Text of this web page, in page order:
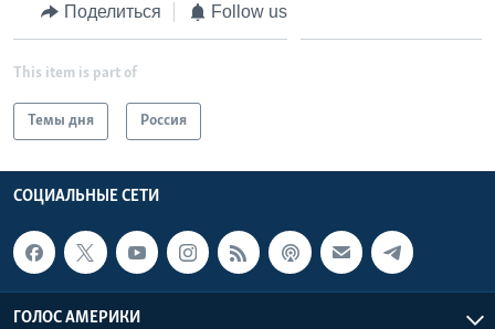
Языки
Поделиться Follow us
This item is part of
Темы дня Россия
СОЦИАЛЬНЫЕ СЕТИ
ГОЛОС АМЕРИКИ